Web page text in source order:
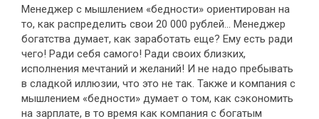
Менеджер с мышлением «бедности» ориентирован на
то, как распределить свои 20 000 рублей... Менеджер
богатства думает, как заработать еще? Ему есть ради
чего! Ради себя самого! Ради своих близких,
исполнения мечтаний и желаний! И не надо пребывать
в сладкой иллюзии, что это не так. Также и компания с
мышлением «бедности» думает о том, как сэкономить
на зарплате, в то время как компания с богатым